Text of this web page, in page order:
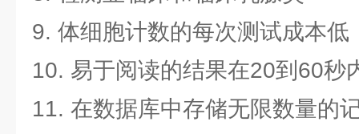
9. 体细胞计数的每次测试成本低
10. 易于阅读的结果在20到60秒
11. 在数据库中存储无限数量的